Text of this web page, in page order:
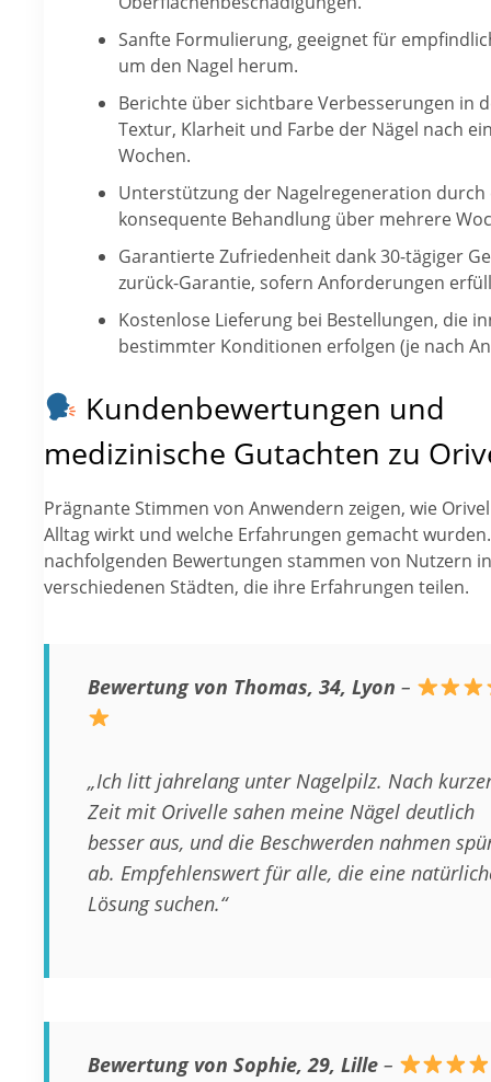
Sanfte Formulierung, geeignet für
um den Nagel herum.
Berichte über sichtbare Verbesserungen in
Textur, Klarheit und Farbe der Nägel nach
Wochen.
Unterstützung der Nagelregeneration durch
konsequente Behandlung über mehrere
Garantierte Zufriedenheit dank 30-tägiger
zurück-Garantie, sofern Anforderungen
Kostenlose Lieferung bei Bestellungen, die
bestimmter Konditionen erfolgen (je nach
Kundenbewertungen und
medizinische Gutachten zu
Prägnante Stimmen von Anwendern zeigen, wie
Alltag wirkt und welche Erfahrungen gemacht
nachfolgenden Bewertungen stammen von Nutzern in
verschiedenen Städten, die ihre Erfahrungen teilen.
Bewertung von Thomas, 34, Lyon –
„Ich litt jahrelang unter Nagelpilz. Nach
Zeit mit Orivelle sahen meine Nägel deutlich
besser aus, und die Beschwerden nahmen
ab. Empfehlenswert für alle, die eine
Lösung suchen.“
Bewertung von Sophie, 29, Lille –